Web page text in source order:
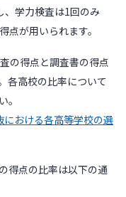
、学力検査は1回のみ
点が用いられます。
の得点と調査書の得点
各高校の比率について
。
おける各高等学校の選
得点の比率は以下の通